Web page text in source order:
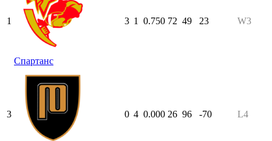
1
Спартанс
3 1 0.750 72 49 23 W3
3 0 4 0.000 26 96 -70 L4